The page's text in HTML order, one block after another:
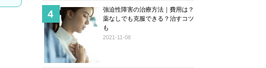
強迫性障害の治療方法｜費用は？
薬なしでも克服できる？治すコツ
も
2021-11-08